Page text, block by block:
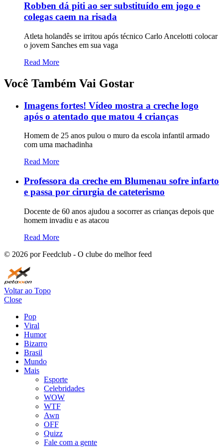
Robben dá piti ao ser substituído em jogo e
colegas caem na risada
Atleta holandês se irritou após técnico Carlo Ancelotti colocar
o jovem Sanches em sua vaga
Read More
Você Também Vai Gostar
Imagens fortes! Vídeo mostra a creche logo
após o atentado que matou 4 crianças
Homem de 25 anos pulou o muro da escola infantil armado
com uma machadinha
Read More
Professora da creche em Blumenau sofre infarto
e passa por cirurgia de cateterismo
Docente de 60 anos ajudou a socorrer as crianças depois que
homem invadiu e as atacou
Read More
© 2026 por Feedclub - O clube do melhor feed
Voltar ao Topo
Close
Pop
Viral
Humor
Bizarro
Brasil
Mundo
Mais
Esporte
Celebridades
WOW
WTF
Awn
OFF
Quizz
Fale com a gente